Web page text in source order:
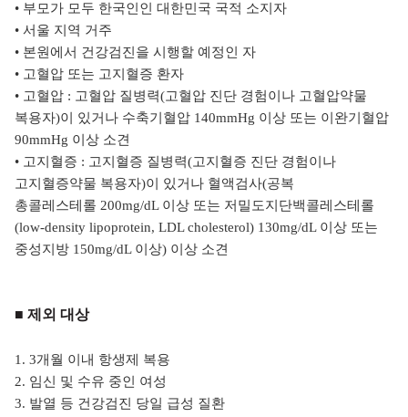
• 부모가 모두 한국인인 대한민국 국적 소지자
• 서울 지역 거주
• 본원에서 건강검진을 시행할 예정인 자
• 고혈압 또는 고지혈증 환자
• 고혈압 : 고혈압 질병력(고혈압 진단 경험이나 고혈압약물
복용자)이 있거나 수축기혈압 140mmHg 이상 또는 이완기혈압
90mmHg 이상 소견
• 고지혈증 : 고지혈증 질병력(고지혈증 진단 경험이나
고지혈증약물 복용자)이 있거나 혈액검사(공복
총콜레스테롤 200mg/dL 이상 또는 저밀도지단백콜레스테롤
(low-density lipoprotein, LDL cholesterol) 130mg/dL 이 상 또는
중성지방 150mg/dL 이상) 이상 소견
■ 제외 대상
1. 3개월 이내 항생제 복용
2. 임신 및 수유 중인 여성
3. 발열 등 건강검진 당일 급성 질환